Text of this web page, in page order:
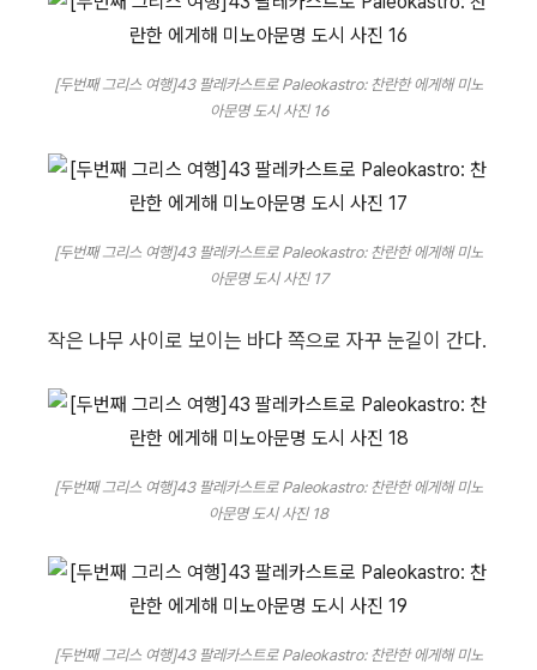
[두번째 그리스 여행]43 팔레카스트로 Paleokastro: 찬란한 에게해 미노
아문명 도시 사진 16
[두번째 그리스 여행]43 팔레카스트로 Paleokastro: 찬란한 에게해 미노
아문명 도시 사진 17
작은 나무 사이로 보이는 바다 쪽으로 자꾸 눈길이 간다.
[두번째 그리스 여행]43 팔레카스트로 Paleokastro: 찬란한 에게해 미노
아문명 도시 사진 18
[두번째 그리스 여행]43 팔레카스트로 Paleokastro: 찬란한 에게해 미노